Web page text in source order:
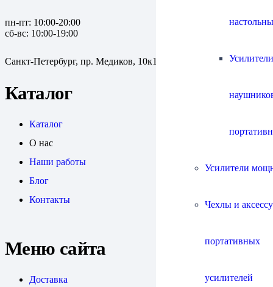
Усилители
Чехлы и
портативных
усилителей
пн-пт: 10:00-20:00
сб-вс: 10:00-19:00
Санкт-Петербург, пр. Медиков, 10к1
Каталог
Каталог
О нас
Наши работы
Блог
Контакты
Меню сайта
Доставка